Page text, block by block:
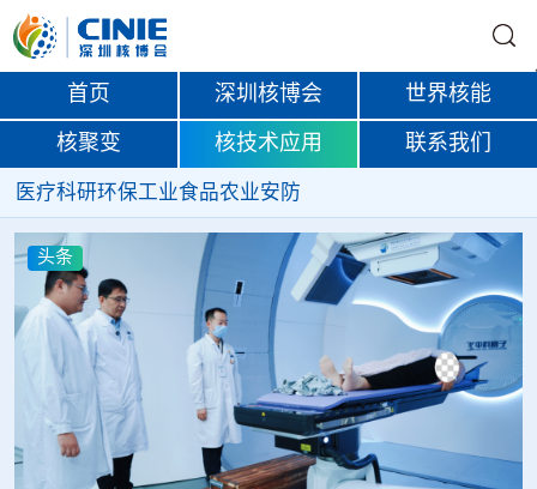
首页 深圳核博会 世界核能
核聚变 核技术应用 联系我们
医疗科研环保工业食品农业安防
头条